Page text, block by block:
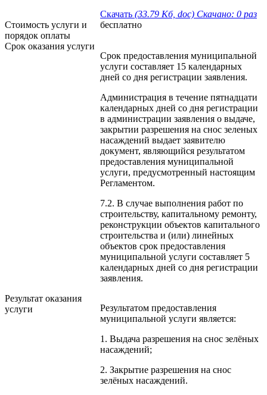
Скачать (33.79 Кб, doc) Скачано: 0 раз
Стоимость услуги и
порядок оплаты
бесплатно
Cрок оказания услуги
Срок предоставления муниципальной
услуги составляет 15 календарных
дней со дня регистрации заявления.
Администрация в течение пятнадцати
календарных дней со дня регистрации
в администрации заявления о выдаче,
закрытии разрешения на снос зеленых
насаждений выдает заявителю
документ, являющийся результатом
предоставления муниципальной
услуги, предусмотренный настоящим
Регламентом.
7.2. В случае выполнения работ по
строительству, капитальному ремонту,
реконструкции объектов капитального
строительства и (или) линейных
объектов срок предоставления
муниципальной услуги составляет 5
календарных дней со дня регистрации
заявления.
Результат оказания
услуги
Результатом предоставления
муниципальной услуги является:
1. Выдача разрешения на снос зелёных
насаждений;
2. Закрытие разрешения на снос
зелёных насаждений.